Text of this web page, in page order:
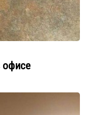
офисе